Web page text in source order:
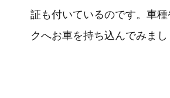
証も付いているのです。車
クへお車を持ち込んでみまし